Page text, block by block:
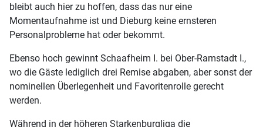
bleibt auch hier zu hoffen, dass das nur eine
Momentaufnahme ist und Dieburg keine ernsteren
Personalprobleme hat oder bekommt.
Ebenso hoch gewinnt Schaafheim I. bei Ober-Ramstadt I.,
wo die Gäste lediglich drei Remise abgaben, aber sonst der
nominellen Überlegenheit und Favoritenrolle gerecht
werden.
Während in der höheren Starkenburgliga die